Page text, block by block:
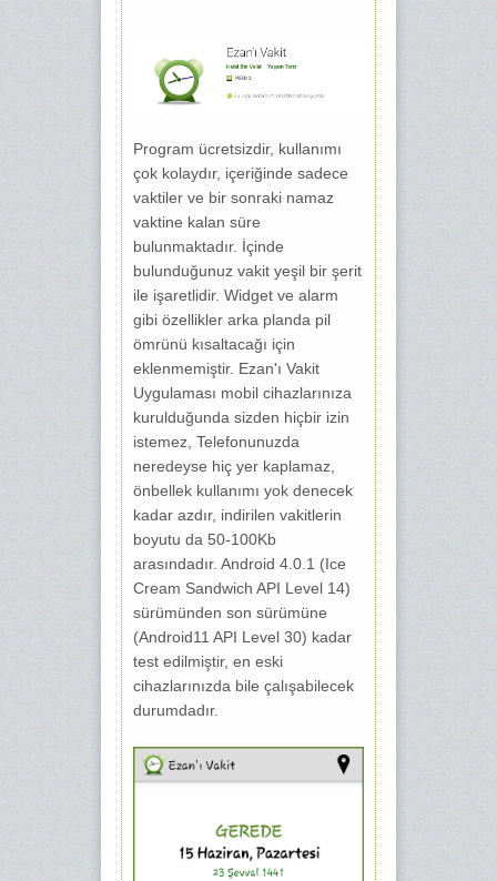
Program ücretsizdir, kullanımı
çok kolaydır, içeriğinde sadece
vaktiler ve bir sonraki namaz
vaktine kalan süre
bulunmaktadır. İçinde
bulunduğunuz vakit yeşil bir şerit
ile işaretlidir. Widget ve alarm
gibi özellikler arka planda pil
ömrünü kısaltacağı için
eklenmemiştir. Ezan'ı Vakit
Uygulaması mobil cihazlarınıza
kurulduğunda sizden hiçbir izin
istemez, Telefonunuzda
neredeyse hiç yer kaplamaz,
önbellek kullanımı yok denecek
kadar azdır, indirilen vakitlerin
boyutu da 50-100Kb
arasındadır. Android 4.0.1 (Ice
Cream Sandwich API Level 14)
sürümünden son sürümüne
(Android11 API Level 30) kadar
test edilmiştir, en eski
cihazlarınızda bile çalışabilecek
durumdadır.